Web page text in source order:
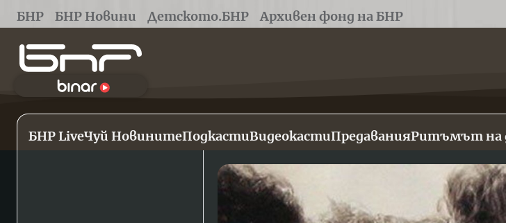
БНР БНР Новини Детското.БНР Архивен фонд на БНР
БНР LiveЧуй НовинитеПодкастиВидеокастиПредаванияРитъмът на